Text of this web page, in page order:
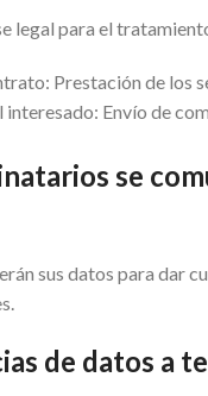
legal para el
Prestación de los
Envío de
se
sus datos para dar
de datos a